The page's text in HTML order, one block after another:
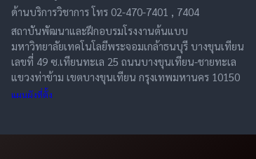
ด้านบริการวิชาการ โทร 02-470-7401 , 7404
สถาบันพัฒนาและฝึกอบรมโรงงานต้นแบบ
มหาวิทยาลัยเทคโนโลยีพระจอมเกล้าธนบุรี บางขุนเทียน
เลขที่ 49 ซ.เทียนทะเล 25 ถนนบางขุนเทียน-ชายทะเล
แขวงท่าข้าม เขตบางขุนเทียน กรุงเทพมหานคร 10150
แผนผังที่ตั้ง